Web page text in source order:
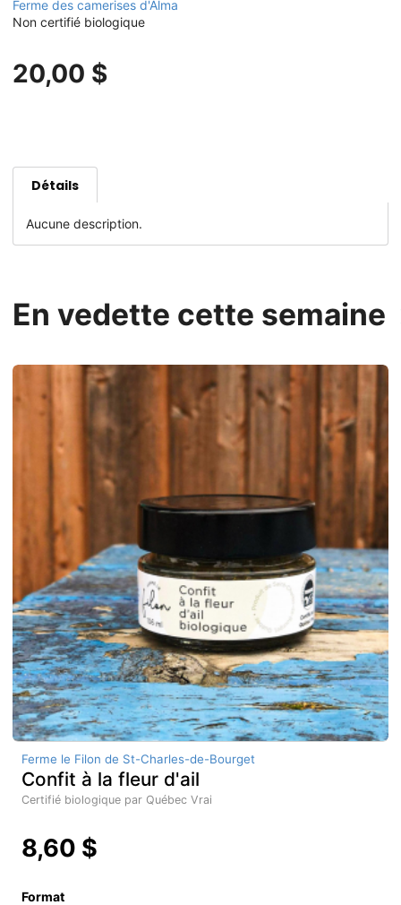
Ferme des camerises d'Alma
Non certifié biologique
20,00 $
Détails
Aucune description.
En vedette cette semaine
Ferme le Filon de St-Charles-de-Bourget
Confit à la fleur d'ail
Certifié biologique par Québec Vrai
8,60 $
Format